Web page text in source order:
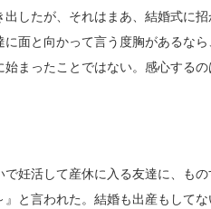
したが、それはまあ、結婚式に
面と向かって言う度胸があるな
まったことではない。感心する
妊活して産休に入る友達に、も
と言われた。結婚も出産もしてな